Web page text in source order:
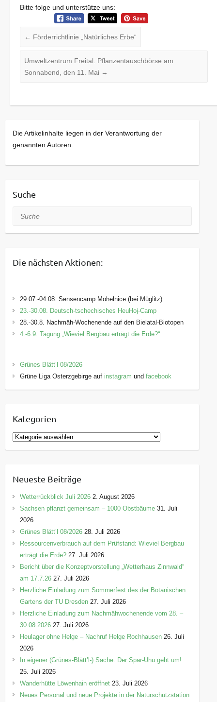
Bitte folge und unterstütze uns:
← Förderrichtlinie „Natürliches Erbe“
Umweltzentrum Freital: Pflanzentauschbörse am
Sonnabend, den 11. Mai →
Die Artikelinhalte liegen in der Verantwortung der
genannten Autoren.
Suche
Suche
Die nächsten Aktionen:
29.07.-04.08. Sensencamp Mohelnice (bei Müglitz)
23.-30.08. Deutsch-tschechisches HeuHoj-Camp
28.-30.8. Nachmäh-Wochenende auf den Bielatal-Biotopen
4.-6.9. Tagung „Wieviel Bergbau erträgt die Erde?“
Grünes Blätt’l 08/2026
Grüne Liga Osterzgebirge auf instagram undfacebook
Kategorien
K
a
g
o
r
e
n
Neueste Beiträge
Wetterrückblick Juli 2026 2. August 2026
Sachsen pflanzt gemeinsam – 1000 Obstbäume 31. Juli
2026
Grünes Blätt’l 08/2026 28. Juli 2026
Ressourcenverbrauch auf dem Prüfstand: Wieviel Bergbau
erträgt die Erde? 27. Juli 2026
Bericht über die Konzeptvorstellung „Wetterhaus Zinnwald“
am 17.7.26 27. Juli 2026
Herzliche Einladung zum Sommerfest des der Botanischen
Gartens der TU Dresden 27. Juli 2026
Herzliche Einladung zum Nachmähwochenende vom 28. –
30.08.2026 27. Juli 2026
Heulager ohne Helge – Nachruf Helge Rochhausen 26. Juli
2026
In eigener (Grünes-Blätt’l-) Sache: Der Spar-Uhu geht um!
25. Juli 2026
Wanderhütte Löwenhain eröffnet 23. Juli 2026
Neues Personal und neue Projekte in der Naturschutzstation